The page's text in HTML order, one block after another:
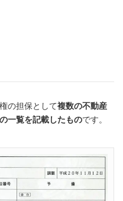
の担保として複数の不動産
一覧を記載したものです。